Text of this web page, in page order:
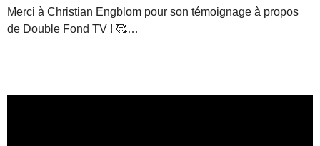
Merci à Christian Engblom pour son témoignage à propos
de Double Fond TV ! 🥰…